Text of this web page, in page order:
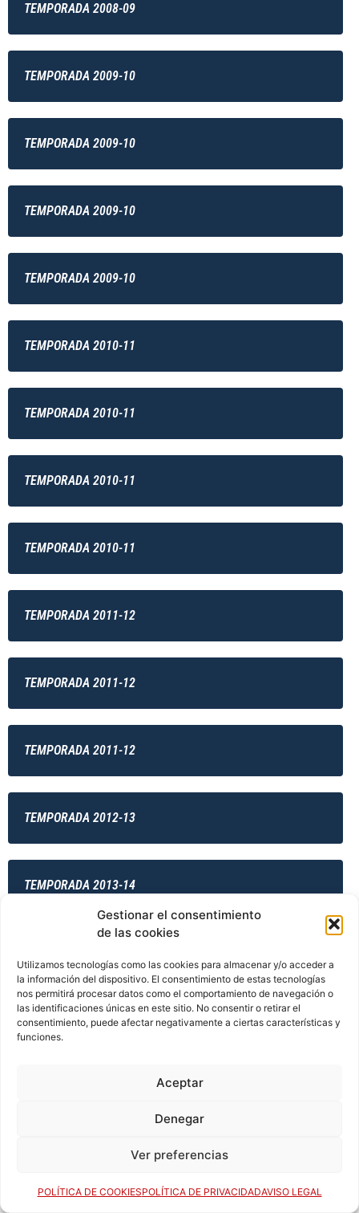
Gestionar el consentimiento
de las cookies
Utilizamos tecnologías como las cookies para almacenar y/o acceder a
la información del dispositivo. El consentimiento de estas tecnologías
nos permitirá procesar datos como el comportamiento de navegación o
las identificaciones únicas en este sitio. No consentir o retirar el
consentimiento, puede afectar negativamente a ciertas características y
funciones.
Aceptar
Denegar
Ver preferencias
POLÍTICA DE COOKIESPOLÍTICA DE PRIVACIDADAVISO LEGAL
TEMPORADA 2008-09
TEMPORADA 2009-10
TEMPORADA 2009-10
TEMPORADA 2009-10
TEMPORADA 2009-10
TEMPORADA 2010-11
TEMPORADA 2010-11
TEMPORADA 2010-11
TEMPORADA 2010-11
TEMPORADA 2011-12
TEMPORADA 2011-12
TEMPORADA 2011-12
TEMPORADA 2012-13
TEMPORADA 2013-14
TEMPORADA 2014-15
TEMPORADA 2014-15